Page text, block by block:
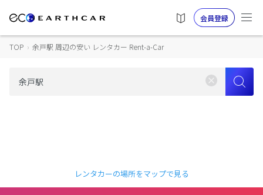
会員登録
TOP › 余戸駅 周辺の安い レンタカー Rent-a-Car
レンタカーの場所をマップで見る